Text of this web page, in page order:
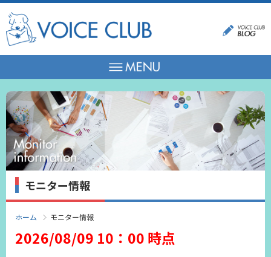
モニター情報
ホーム モニター情報
2026/08/09 10：00 時点